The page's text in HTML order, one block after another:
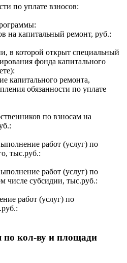
по уплате взносов:
на капитальный ремонт, руб.:
в которой открыт специальный
фонда капитального
капитального ремонта,
обязанности по уплате
по взносам на
работ (услуг) по
тыс.руб.:
работ (услуг) по
числе субсидии, тыс.руб.:
работ (услуг) по
кол-ву и площади